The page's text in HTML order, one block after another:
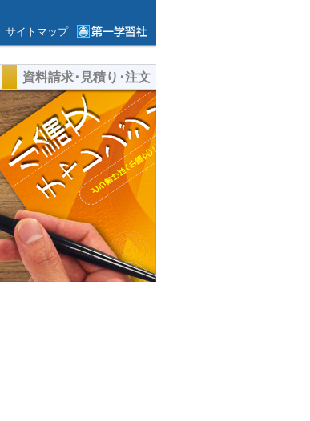
ブサイト
サイトマップ
資料請求･見積り･注文